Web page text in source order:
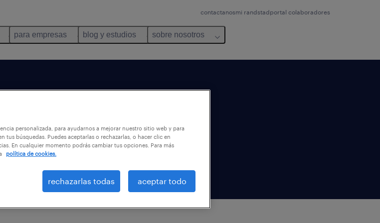
contactanosmi randstadportal colaboradores
para empresas blog y estudios sobre nosotros
personalizada, para ayudarnos a mejorar nuestro sitio web y para
tus búsquedas. Puedes aceptarlas o rechazarlas, o hacer clic en
En cualquier momento podrás cambiar tus opciones. Para más
política de cookies.
rechazarlas todas aceptar todo